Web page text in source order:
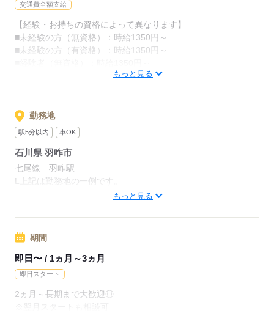
あなたもはじめてみませんか？
応募する
介護未経験の方を全力でバックアップします！
もちろん経験者の方や、
介護福祉士、ケアマネージャー、
介護職員初任者研修等の資格保有者の方も大歓迎！
交通費全額支給
【経験・お持ちの資格によって異なります】
■未経験の方（無資格）：時給1350円～
■未経験の方（有資格）：時給1350円～
■経験者（有資格）：時給1400円～
※22時～翌5時の就労は深夜時給適用
※お給料は最短で週払いOK！（規定有）
※残業代は別途全額支給
【月給例】
月給237600円（月22日勤務・実働1日8h）
※未経験の方（無資格）：時給1350円で算出した場合となりま
※交通費全額支給（派遣先による）
※車通勤OK/規定あり
応募する
もっと見る
勤務地
駅5分以内 車OK
石川県 羽咋市
七尾線 羽咋駅
L上記は勤務地の一例です。
【他勤務先例】入居施設、デイサービス、ショートステイ、ク
もっと見る
期間
即日〜 / 1ヵ月～3ヵ月
即日スタート
2ヵ月～長期まで大歓迎◎